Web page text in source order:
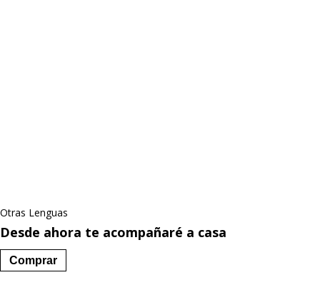
Otras Lenguas
Desde ahora te acompañaré a casa
Comprar